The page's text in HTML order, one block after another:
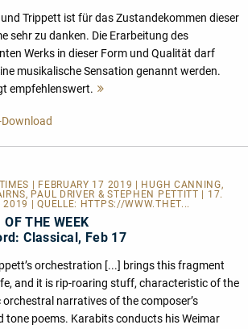
Trippett ist für das Zustandekommen dieser
sehr zu danken. Die Erarbeitung des
Werks in dieser Form und Qualität darf
musikalische Sensation genannt werden.
empfehlenswert.
Download
| FEBRUARY 17 2019 | HUGH CANNING,
PAUL DRIVER & STEPHEN PETTITT | 17.
2019 | QUELLE: HTTPS://WWW.THET...
THE WEEK
Classical, Feb 17
orchestration [...] brings this fragment
and it is rip-roaring stuff, characteristic of the
narratives of the composer’s
tone poems. Karabits conducts his Weimar